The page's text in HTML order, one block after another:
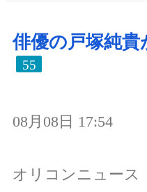
俳優の戸塚純貴
55
08月08日 17:54
オリコンニュース